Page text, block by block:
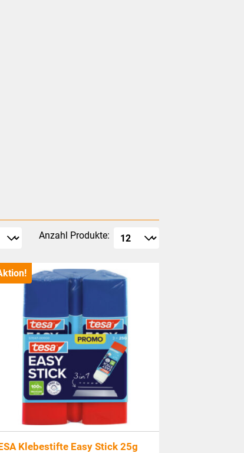
Anzahl Produkte:
Klebestifte Easy Stick 25g